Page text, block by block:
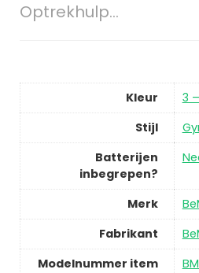
Optrekhulp…
Kleur
3
Stijl
Batterijen
inbegrepen?
Merk
Fabrikant
Modelnummer item